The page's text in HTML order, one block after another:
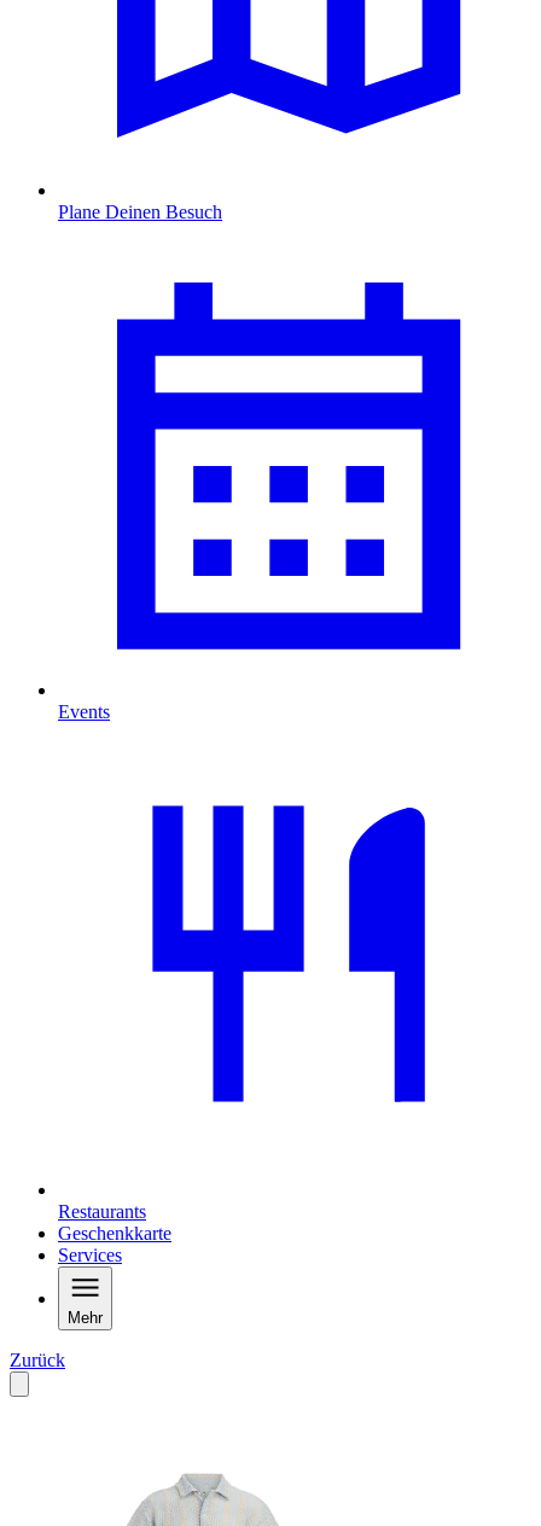
Plane Deinen Besuch
Events
Restaurants
Geschenkkarte
Services
Mehr
Zurück